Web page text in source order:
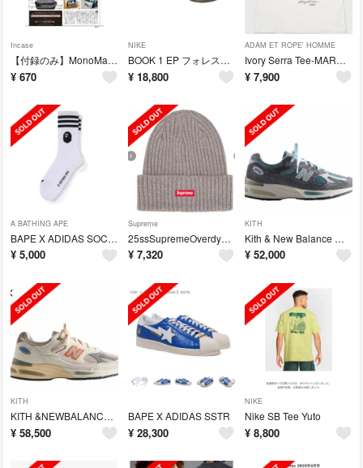
Incase
【付録のみ】MonoMax6月号Incase（ｲﾝｹｰｽ）ｽﾀﾝﾄﾞ式万能ケース
¥ 670
NIKE
BOOK 1 EP フォレストガンプ（28cm）
¥ 18,800
ADAM ET ROPE' HOMME
Ivory Serra Tee-MARK GONZALES BROOME St.
¥ 7,900
A BATHING APE
BAPE X ADIDAS SOCKS
¥ 5,000
Supreme
25ssSupremeOverdyed BeanieMetallicSilver
¥ 7,320
KITH
Kith & New Balance Made in UK 991V2
¥ 52,000
KITH
KITH &NEWBALANCEMADISONSQUAREGARDEN991V2
¥ 58,500
BAPE X ADIDAS SSTR
¥ 28,300
NIKE
Nike SB Tee Yuto
¥ 8,800